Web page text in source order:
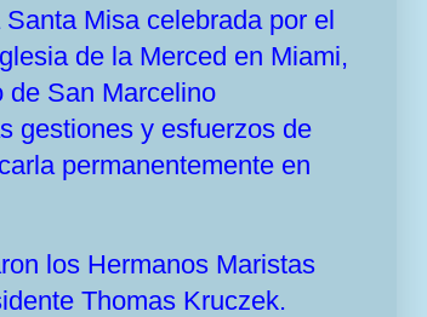
Misa celebrada por el
de la Merced en Miami,
de San Marcelino
gestiones y esfuerzos de
permanentemente en
los Hermanos Maristas
Thomas Kruczek.